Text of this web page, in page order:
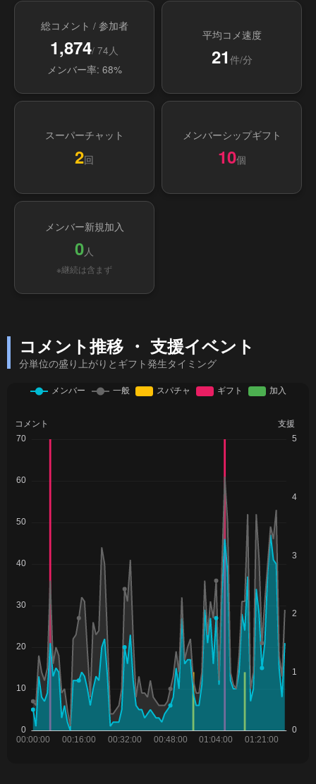
総コメント / 参加者
1,874/ 74人
メンバー率: 68%
平均コメ速度
21 件/分
スーパーチャット
2回
メンバーシップギフト
10個
メンバー新規加入
0人
※継続は含まず
コメント推移 ・ 支援イベント
分単位の盛り上がりとギフト発生タイミング